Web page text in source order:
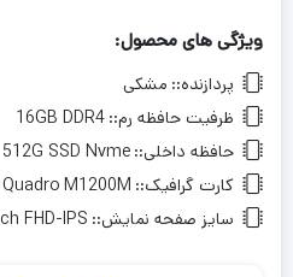
ویژگی های محصول:
پردازنده:: مشکی
ظرفیت حافظه رم:: 16GB DDR4
حافظه داخلی:: 512G SSD Nvme
کارت گرافیک:: Quadro M1200M
سایز صفحه نمایش:: FHD-IPS